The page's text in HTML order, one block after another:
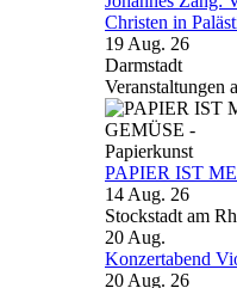
Christen in
19 Aug. 26
Darmstadt
Veranstaltungen
PAPIER IST
14 Aug. 26
Stockstadt am
20 Aug.
Konzertabend
20 Aug. 26